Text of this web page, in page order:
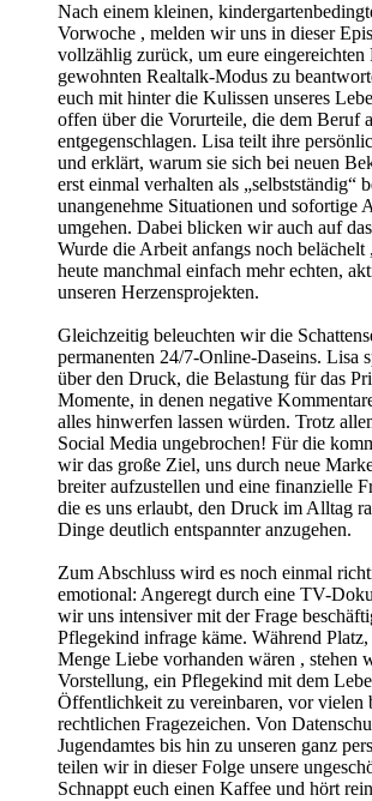
Nach einem kleinen,
Vorwoche , melden wir uns in dieser
vollzählig zurück, um eure eingereichten
gewohnten Realtalk-Modus zu
euch mit hinter die Kulissen unseres
offen über die Vorurteile, die dem Beruf
entgegenschlagen. Lisa teilt ihre
und erklärt, warum sie sich bei neuen
erst einmal verhalten als „selbstständig“
unangenehme Situationen und sofortige
umgehen. Dabei blicken wir auch auf
Wurde die Arbeit anfangs noch
heute manchmal einfach mehr echten,
unseren Herzensprojekten.
Gleichzeitig beleuchten wir die
permanenten 24/7-Online-Daseins. Lisa
über den Druck, die Belastung für das
Momente, in denen negative
alles hinwerfen lassen würden. Trotz
Social Media ungebrochen! Für die
wir das große Ziel, uns durch neue
breiter aufzustellen und eine finanzielle
die es uns erlaubt, den Druck im Alltag
Dinge deutlich entspannter anzugehen.
Zum Abschluss wird es noch einmal
emotional: Angeregt durch eine TV-
wir uns intensiver mit der Frage
Pflegekind infrage käme. Während
Menge Liebe vorhanden wären , stehen
Vorstellung, ein Pflegekind mit dem
Öffentlichkeit zu vereinbaren, vor vielen
rechtlichen Fragezeichen. Von
Jugendamtes bis hin zu unseren ganz
teilen wir in dieser Folge unsere
Schnappt euch einen Kaffee und hört